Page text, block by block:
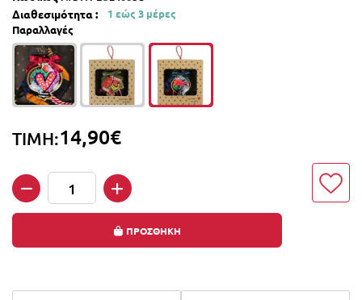
Διαθεσιμότητα :
1 εώς 3 μέρες
Παραλλαγές
ΤΙΜΗ:14,90€
Ποσότητα
ΠΡΟΣΘΗΚΗ